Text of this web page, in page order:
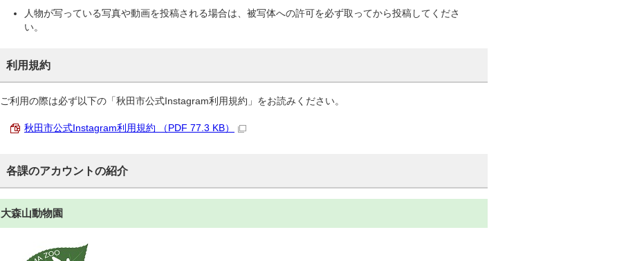
人物が写っている写真や動画を投稿される場合は、被写体への許可を必ず取ってから投稿してくださ
い。
利用規約
ご利用の際は必ず以下の「秋田市公式Instagram利用規約」をお読みください。
秋田市公式Instagram利用規約 （PDF 77.3 KB）
各課のアカウントの紹介
大森山動物園